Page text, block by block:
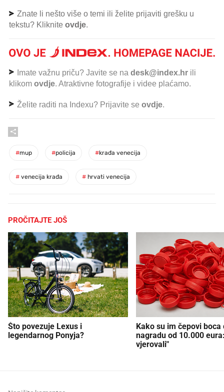
Znate li nešto više o temi ili želite prijaviti grešku u
tekstu? Kliknite ovdje.
Imate važnu priču? Javite se na desk@index.hr ili
klikom ovdje. Atraktivne fotografije i videe plaćamo.
Želite raditi na Indexu? Prijavite se ovdje.
#mup #policija #krađa venecija
# venecija krađa # hrvati venecija
PROČITAJTE JOŠ
Što povezuje Lexus i
legendarnog Ponyja?
Kako su im čepovi boca
nagradu od 10.000
vjerovali"